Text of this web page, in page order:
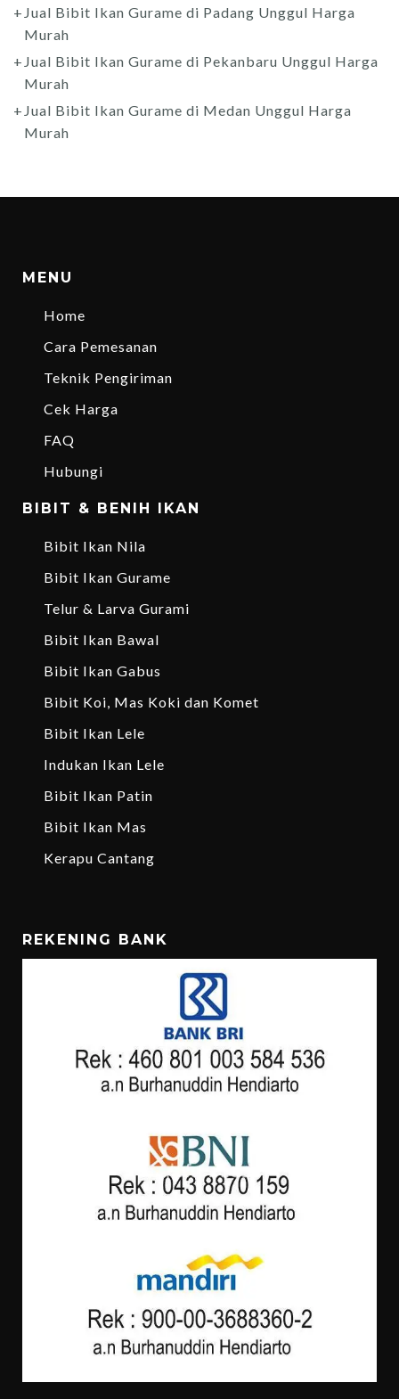
Jual Bibit Ikan Gurame di Padang Unggul Harga
Murah
Jual Bibit Ikan Gurame di Pekanbaru Unggul Harga
Murah
Jual Bibit Ikan Gurame di Medan Unggul Harga
Murah
MENU
Home
Cara Pemesanan
Teknik Pengiriman
Cek Harga
FAQ
Hubungi
BIBIT & BENIH IKAN
Bibit Ikan Nila
Bibit Ikan Gurame
Telur & Larva Gurami
Bibit Ikan Bawal
Bibit Ikan Gabus
Bibit Koi, Mas Koki dan Komet
Bibit Ikan Lele
Indukan Ikan Lele
Bibit Ikan Patin
Bibit Ikan Mas
Kerapu Cantang
REKENING BANK